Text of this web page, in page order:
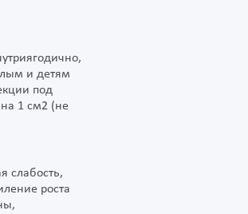
и детям
под
1 см2 (не
слабость,
роста